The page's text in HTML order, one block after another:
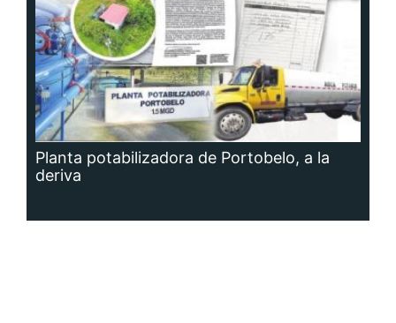
Planta potabilizadora de Portobelo, a la
deriva